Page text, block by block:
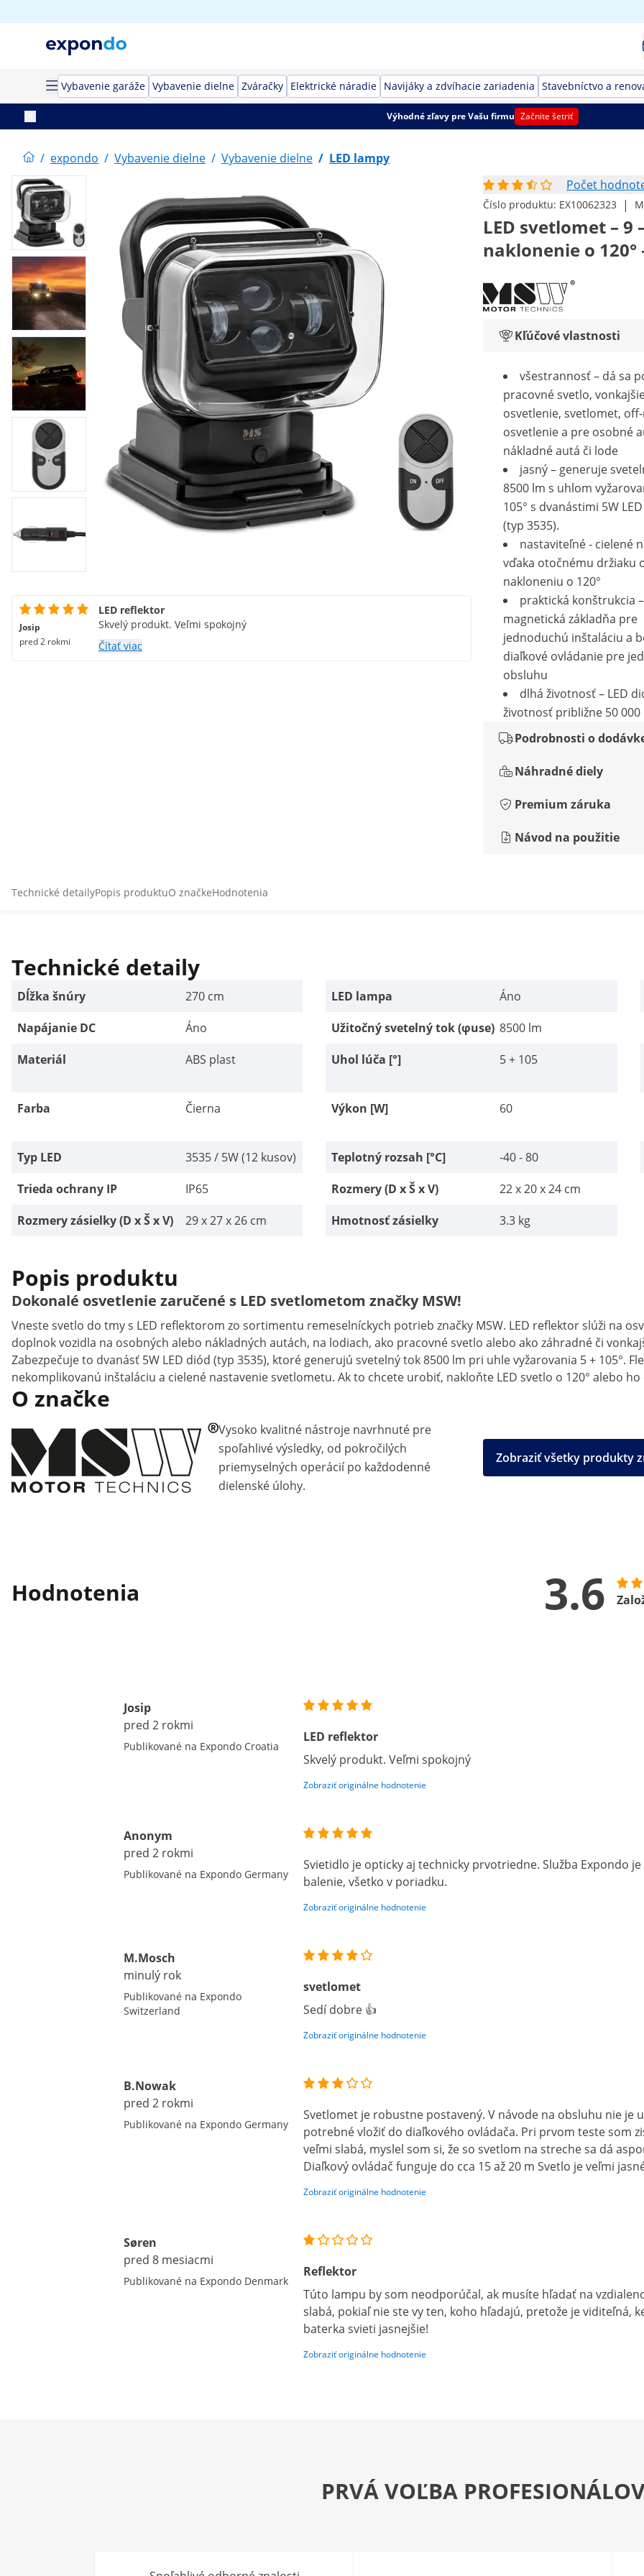
Vybavenie garáže Vybavenie dielne Zváračky Elektrické náradie Navijáky a zdvíhacie zariadenia Stavebníctvo a
Výhodné zľavy pre Vašu firmu Začnite šetriť
/ expondo / Vybavenie dielne / Vybavenie dielne / LED lampy
Počet
Číslo produktu: EX10062323 |
LED svetlomet – 9
naklonenie o
Kľúčové vlastnosti
všestrannosť – dá sa
pracovné svetlo,
osvetlenie, svetlomet,
osvetlenie a pre osobné
nákladné autá či lode
jasný – generuje
8500 lm s uhlom
105° s dvanástimi 5W
(typ 3535).
nastaviteľné - cielené
vďaka otočnému držiaku
nakloneniu o 120°
praktická konštrukcia –
magnetická základňa pre
jednoduchú inštaláciu a
diaľkové ovládanie pre
obsluhu
dlhá životnosť – LED
životnosť približne 50 000
Podrobnosti o
Náhradné diely
Premium záruka
Návod na použitie
Josip
pred 2 rokmi
LED reflektor
Skvelý produkt. Veľmi spokojný
Čítať viac
Technické detailyPopis produktuO značkeHodnotenia
Technické detaily
Dĺžka šnúry 270 cm LED lampa Áno
Napájanie DC
Áno Užitočný svetelný tok (φuse) 8500 lm
Materiál
ABS plast Uhol lúča [°] 5 + 105
Farba
Čierna Výkon [W] 60
Typ LED
3535 / 5W (12 kusov) Teplotný rozsah [°C] -40 - 80
Trieda ochrany IP
IP65 Rozmery (D x Š x V) 22 x 20 x 24 cm
Rozmery zásielky (D x Š x V)
29 x 27 x 26 cm Hmotnosť zásielky 3.3 kg
Popis produktu
Dokonalé osvetlenie zaručené s LED svetlometom značky MSW!
Vneste svetlo do tmy s LED reflektorom zo sortimentu remeselníckych potrieb značky MSW. LED reflektor slúži na
doplnok vozidla na osobných alebo nákladných autách, na lodiach, ako pracovné svetlo alebo ako záhradné či
Zabezpečuje to dvanásť 5W LED diód (typ 3535), ktoré generujú svetelný tok 8500 lm pri uhle vyžarovania 5 + 105°.
nekomplikovanú inštaláciu a cielené nastavenie svetlometu. Ak to chcete urobiť, nakloňte LED svetlo o 120° alebo ho
O značke
Vysoko kvalitné nástroje navrhnuté pre
spoľahlivé výsledky, od pokročilých
priemyselných operácií po každodenné
dielenské úlohy.
Zobraziť všetky produkty
Hodnotenia 3.6
Josip
pred 2 rokmi
Publikované na Expondo Croatia
LED reflektor
Skvelý produkt. Veľmi spokojný
Zobraziť originálne hodnotenie
Anonym
pred 2 rokmi
Publikované na Expondo Germany
Svietidlo je opticky aj technicky prvotriedne. Služba Expondo
balenie, všetko v poriadku.
Zobraziť originálne hodnotenie
M.Mosch
minulý rok
Publikované na Expondo
Switzerland
svetlomet
Sedí dobre 👍
Zobraziť originálne hodnotenie
B.Nowak
pred 2 rokmi
Publikované na Expondo Germany
Svetlomet je robustne postavený. V návode na obsluhu nie je
potrebné vložiť do diaľkového ovládača. Pri prvom teste som
veľmi slabá, myslel som si, že so svetlom na streche sa dá
Diaľkový ovládač funguje do cca 15 až 20 m Svetlo je veľmi
Zobraziť originálne hodnotenie
Søren
pred 8 mesiacmi
Publikované na Expondo Denmark
Reflektor
Túto lampu by som neodporúčal, ak musíte hľadať na
slabá, pokiaľ nie ste vy ten, koho hľadajú, pretože je viditeľná,
baterka svieti jasnejšie!
Zobraziť originálne hodnotenie
PRVÁ VOĽBA